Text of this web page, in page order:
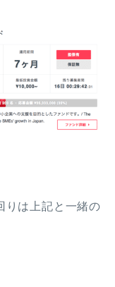
りは上記と一緒の